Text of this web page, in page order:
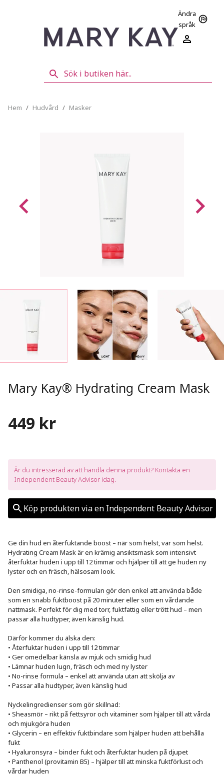
Ändra
språk
Hem / Hudvård / Masker
Mary Kay® Hydrating Cream Mask
449 kr
Är du intresserad av att handla denna produkt? Kontakta en
Independent Beauty Advisor idag.
Köp produkten via en Independent Beauty Advisor
Ge din hud en återfuktande boost – när som helst, var som helst.
Hydrating Cream Mask är en krämig ansiktsmask som intensivt
återfuktar huden i upp till 12 timmar och hjälper till att ge huden ny
lyster och en fräsch, hälsosam look.
Den smidiga, no-rinse-formulan gör den enkel att använda både
som en snabb fuktboost på 20 minuter eller som en vårdande
nattmask. Perfekt för dig med torr, fuktfattig eller trött hud – men
passar alla hudtyper, även känslig hud.
Därför kommer du älska den:
• Återfuktar huden i upp till 12 timmar
• Ger omedelbar känsla av mjuk och smidig hud
• Lämnar huden lugn, fräsch och med ny lyster
• No-rinse formula – enkel att använda utan att skölja av
• Passar alla hudtyper, även känslig hud
Nyckelingredienser som gör skillnad:
• Sheasmör – rikt på fettsyror och vitaminer som hjälper till att vårda
och mjukgöra huden
• Glycerin – en effektiv fuktbindare som hjälper huden att behålla
fukt
• Hyaluronsyra – binder fukt och återfuktar huden på djupet
• Panthenol (provitamin B5) – hjälper till att minska fuktförlust och
vårdar huden